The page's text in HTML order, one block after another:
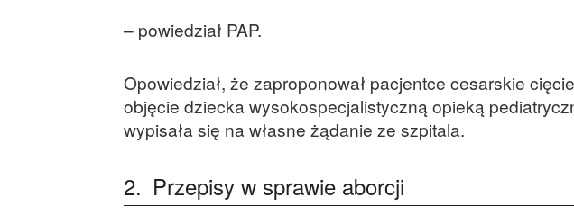
– powiedział PAP.
Opowiedział, że zaproponował pacjentce cesarskie
objęcie dziecka wysokospecjalistyczną opieką
wypisała się na własne żądanie ze szpitala.
2. Przepisy w sprawie aborcji